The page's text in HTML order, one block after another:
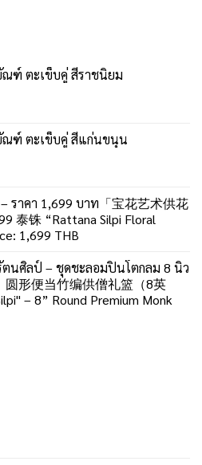
ฑ์ ตะเข็บคู่ สีราชนิยม
ณฑ์ ตะเข็บคู่ สีแก่นขนุน
ราคา 1,699 บาท「宝花艺术供花
泰铢 “Rattana Silpi Floral
1,699 THB
นศิลป์ – ชุดชะลอมปิ่นโตกลม 8 นิ้ว
圆形便当竹编供僧礼篮（8英
– 8” Round Premium Monk